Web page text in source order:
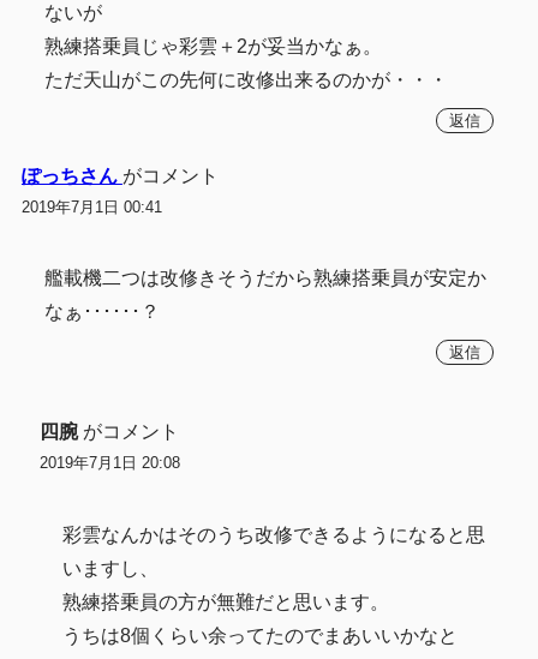
ないが
熟練搭乗員じゃ彩雲＋2が妥当かなぁ。
ただ天山がこの先何に改修出来るのかが・・・
返信
ぽっちさん がコメント
2019年7月1日 00:41
艦載機二つは改修きそうだから熟練搭乗員が安定か
なぁ･･････？
返信
四腕 がコメント
2019年7月1日 20:08
彩雲なんかはそのうち改修できるようになると思
いますし、
熟練搭乗員の方が無難だと思います。
うちは8個くらい余ってたのでまあいいかなと